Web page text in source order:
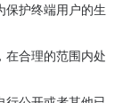
保护终端用户的生
在合理的范围内处